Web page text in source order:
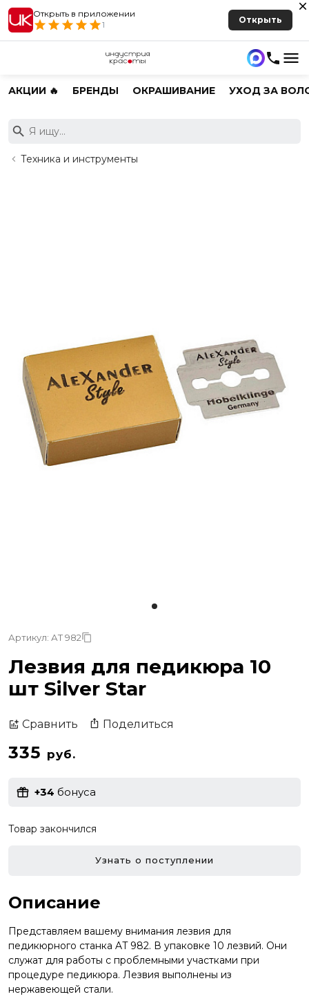
Открыть в приложении
1
Открыть
АКЦИИ 🔥 БРЕНДЫ ОКРАШИВАНИЕ УХОД ЗА
Техника и инструменты
Артикул: АТ 982
Лезвия для педикюра 10
шт Silver Star
Сравнить Поделиться
335 руб.
+34 бонуса
Товар закончился
Узнать о поступлении
Описание
Представляем вашему внимания лезвия для
педикюрного станка AT 982. В упаковке 10 лезвий. Они
служат для работы с проблемными участками при
процедуре педикюра. Лезвия выполнены из
нержавеющей стали.